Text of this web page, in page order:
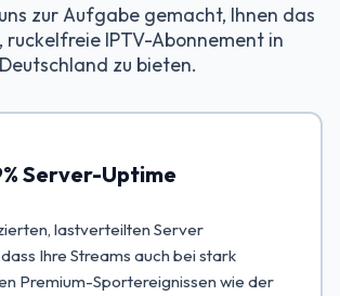
zur Aufgabe gemacht, Ihnen das
ruckelfreie IPTV-Abonnement in
Deutschland zu bieten.
Server-Uptime
lastverteilten Server
Ihre Streams auch bei stark
Premium-Sportereignissen wie der